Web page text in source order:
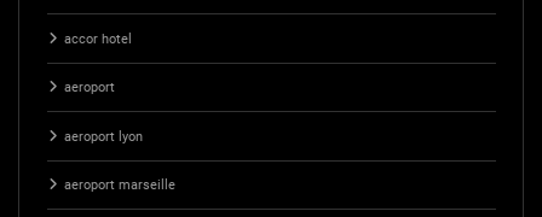
accor hotel
aeroport
aeroport lyon
aeroport marseille